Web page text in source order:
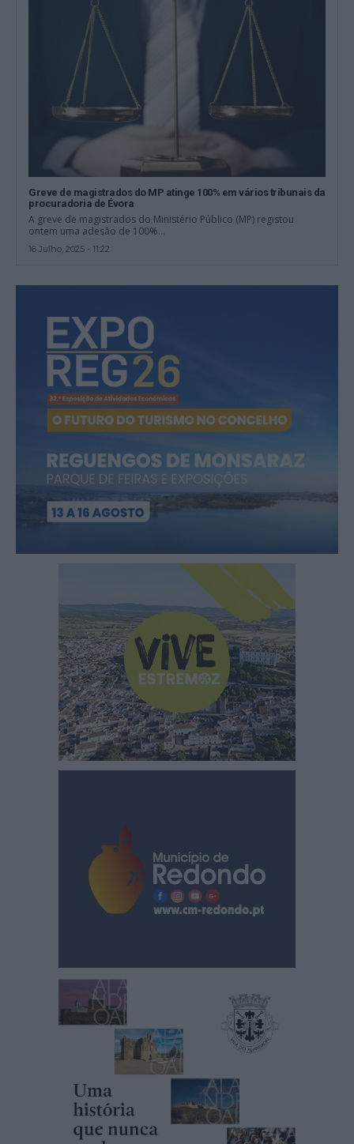
Greve de magistrados do MP atinge 100% em vários tribunais da
procuradoria de Évora
A greve de magistrados do Ministério Público (MP) registou
ontem uma adesão de 100%...
16 Julho, 2025 - 11:22